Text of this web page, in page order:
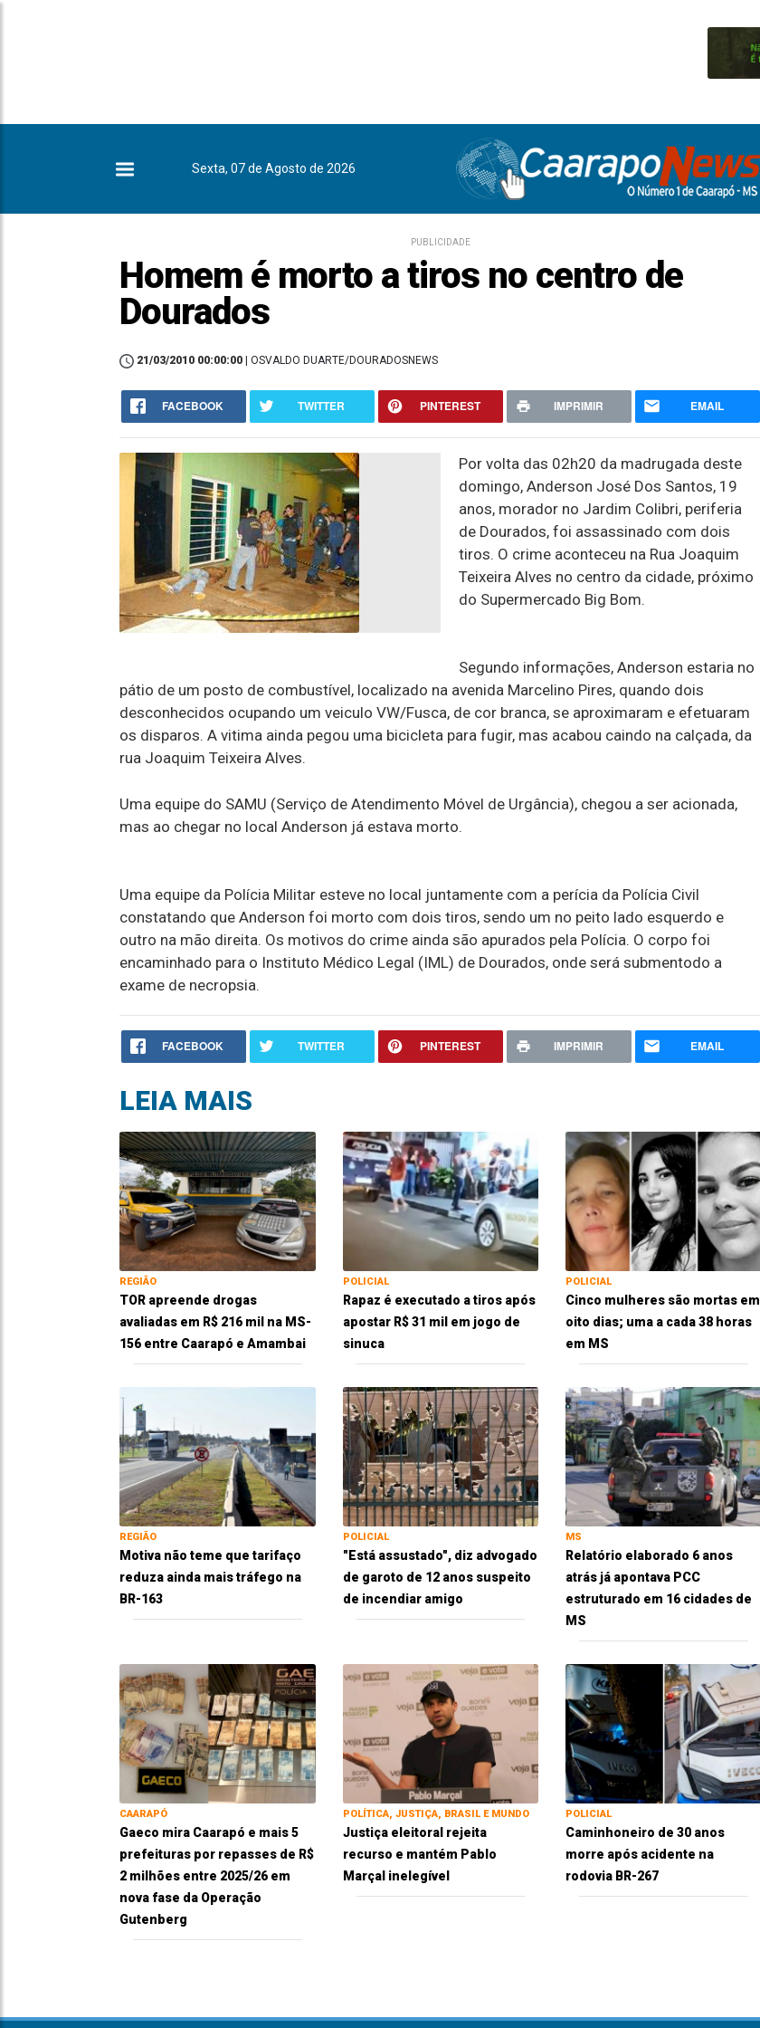
Sexta, 07 de Agosto de 2026
PUBLICIDADE
Homem é morto a tiros no centro de
Dourados
21/03/2010 00:00:00 | OSVALDO DUARTE/DOURADOSNEWS
FACEBOOK TWITTER PINTEREST IMPRIMIR EMAIL
Por volta das 02h20 da madrugada deste
domingo, Anderson José Dos Santos, 19
anos, morador no Jardim Colibri, periferia
de Dourados, foi assassinado com dois
tiros. O crime aconteceu na Rua Joaquim
Teixeira Alves no centro da cidade, próximo
do Supermercado Big Bom.
Segundo informações, Anderson estaria no
pátio de um posto de combustível, localizado na avenida Marcelino Pires, quando dois
desconhecidos ocupando um veiculo VW/Fusca, de cor branca, se aproximaram e efetuaram
os disparos. A vitima ainda pegou uma bicicleta para fugir, mas acabou caindo na calçada, da
rua Joaquim Teixeira Alves.
Uma equipe do SAMU (Serviço de Atendimento Móvel de Urgância), chegou a ser acionada,
mas ao chegar no local Anderson já estava morto.
Uma equipe da Polícia Militar esteve no local juntamente com a perícia da Polícia Civil
constatando que Anderson foi morto com dois tiros, sendo um no peito lado esquerdo e
outro na mão direita. Os motivos do crime ainda são apurados pela Polícia. O corpo foi
encaminhado para o Instituto Médico Legal (IML) de Dourados, onde será submentodo a
exame de necropsia.
FACEBOOK TWITTER PINTEREST IMPRIMIR EMAIL
LEIA MAIS
REGIÃO
TOR apreende drogas
avaliadas em R$ 216 mil na MS-
156 entre Caarapó e Amambai
POLICIAL
Rapaz é executado a tiros após
apostar R$ 31 mil em jogo de
sinuca
POLICIAL
Cinco mulheres são mortas em
oito dias; uma a cada 38 horas
em MS
REGIÃO
Motiva não teme que tarifaço
reduza ainda mais tráfego na
BR-163
POLICIAL
"Está assustado", diz advogado
de garoto de 12 anos suspeito
de incendiar amigo
MS
Relatório elaborado 6 anos
atrás já apontava PCC
estruturado em 16 cidades de
MS
CAARAPÓ
Gaeco mira Caarapó e mais 5
prefeituras por repasses de R$
2 milhões entre 2025/26 em
nova fase da Operação
Gutenberg
POLÍTICA, JUSTIÇA, BRASIL E MUNDO
Justiça eleitoral rejeita
recurso e mantém Pablo
Marçal inelegível
POLICIAL
Caminhoneiro de 30 anos
morre após acidente na
rodovia BR-267